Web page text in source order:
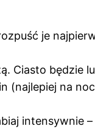
je
Ciasto będzie
(najlepiej na
intensywnie –